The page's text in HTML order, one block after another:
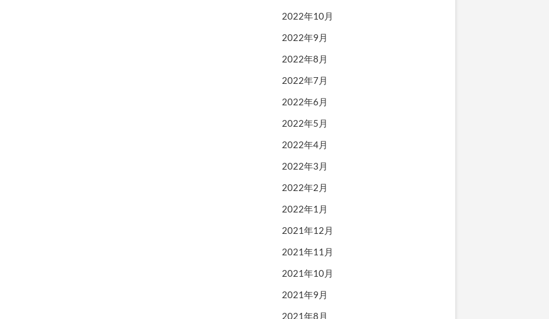
2022年10月
2022年9月
2022年8月
2022年7月
2022年6月
2022年5月
2022年4月
2022年3月
2022年2月
2022年1月
2021年12月
2021年11月
2021年10月
2021年9月
2021年8月